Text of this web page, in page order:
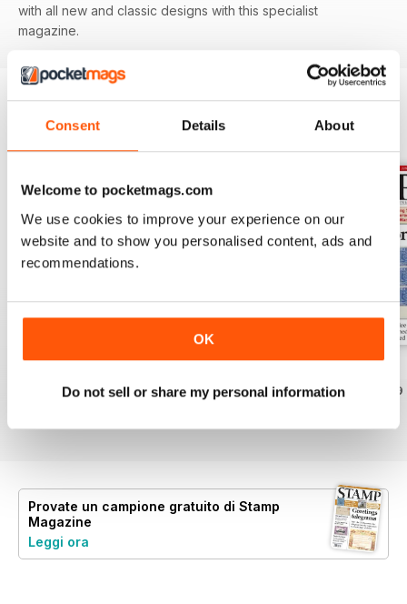
Consent Details About
Welcome to pocketmags.com
We use cookies to improve your experience on our
website and to show you personalised content, ads and
recommendations.
OK
Do not sell or share my personal information
with all new and classic designs with this specialist
magazine.
EDIZIONI INDIETRO Visualizza tutti
Acquista per€5,99
Acquista per€5,99
Acquista per
€5,99
Provate un campione gratuito di Stamp
Magazine
Leggi ora